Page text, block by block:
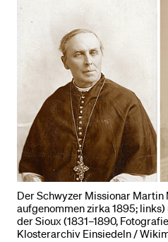
Der Schwyzer Missionar Martin
aufgenommen zirka 1895;
der Sioux (1831–1890,
Klosterarchiv Einsiedeln /
Medien
BELIEBTE INHALTE
Vorlesungsverzeichnis
Bibliothek
Sportangebot
Menuplan Mensa
Anmeldung und Zulassung